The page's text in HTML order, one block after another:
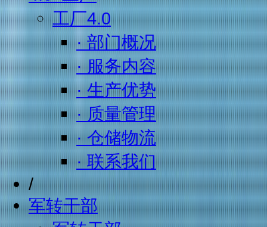
工厂4.0
· 部门概况
· 服务内容
· 生产优势
· 质量管理
· 仓储物流
· 联系我们
/
军转干部